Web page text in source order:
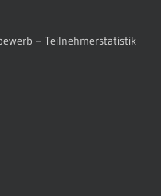
– Teilnehmerstatistik